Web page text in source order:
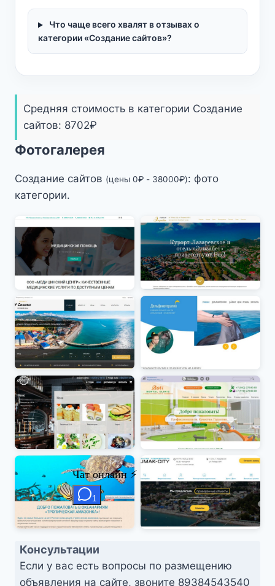
Что чаще всего хвалят в отзывах о
категории «Создание сайтов»?
Средняя стоимость в категории Создание
сайтов: 8702₽
Фотогалерея
Создание сайтов (цены 0₽ - 38000₽): фото
категории.
Консультации
Если у вас есть вопросы по размещению
объявления на сайте, звоните 89384543540